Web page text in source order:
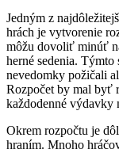
Jedným z
hrách je vytvorenie
môžu dovoliť minúť
herné sedenia.
nevedomky požičali
Rozpočet by mal byť
každodenné výdavky
Okrem rozpočtu je
hraním. Mnoho